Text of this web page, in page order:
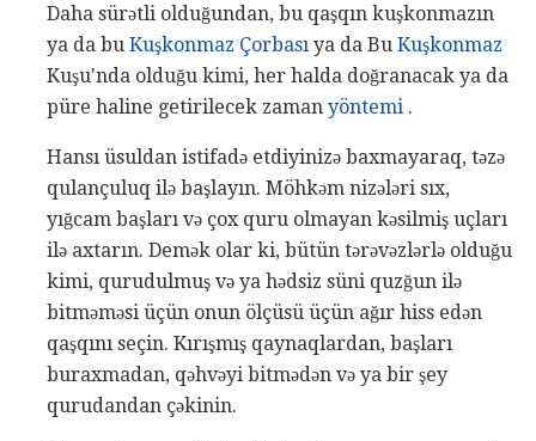
Daha sürətli olduğundan, bu qaşqın kuşkonmazın
ya da bu Kuşkonmaz Çorbası ya da Bu Kuşkonmaz
Kuşu'nda olduğu kimi, her halda doğranacak ya da
püre haline getirilecek zaman yöntemi .
Hansı üsuldan istifadə etdiyinizə baxmayaraq, təzə
qulançuluq ilə başlayın. Möhkəm nizələri sıx,
yığcam başları və çox quru olmayan kəsilmiş uçları
ilə axtarın. Demək olar ki, bütün tərəvəzlərlə olduğu
kimi, qurudulmuş və ya hədsiz süni quzğun ilə
bitməməsi üçün onun ölçüsü üçün ağır hiss edən
qaşqını seçin. Kırışmış qaynaqlardan, başları
buraxmadan, qəhvəyi bitmədən və ya bir şey
qurudandan çəkinin.